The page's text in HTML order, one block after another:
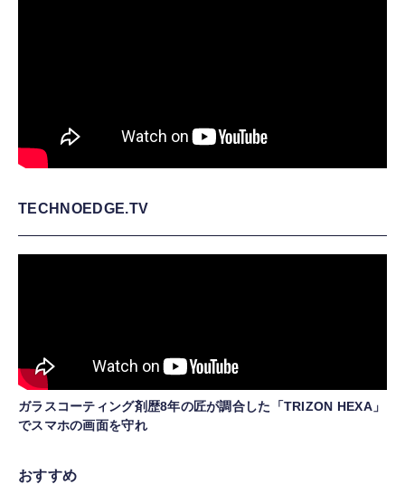
TECHNOEDGE.TV
ガラスコーティング剤歴8年の匠が調合した「TRIZON HEXA」
でスマホの画面を守れ
おすすめ